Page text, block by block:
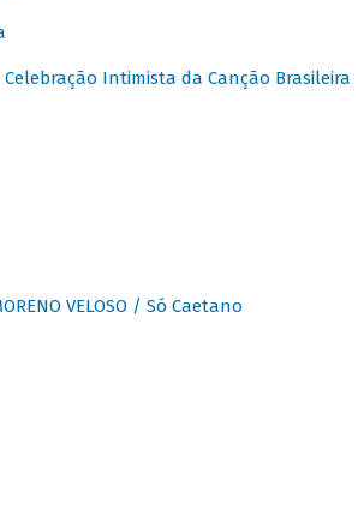
Celebração Intimista da Canção Brasileira
VELOSO / Só Caetano